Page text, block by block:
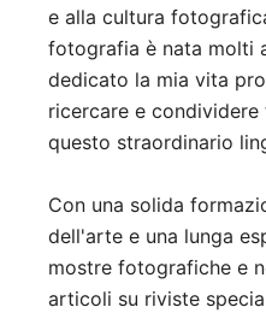
e alla cultura
fotografia è nata molti
dedicato la mia vita
ricercare e
questo straordinario
Con una solida
dell'arte e una lunga
mostre fotografiche e
articoli su riviste